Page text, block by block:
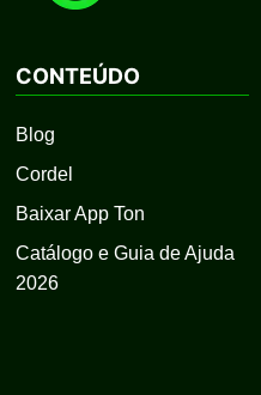
CONTEÚDO
Blog
Cordel
Baixar App Ton
Catálogo e Guia de Ajuda
2026